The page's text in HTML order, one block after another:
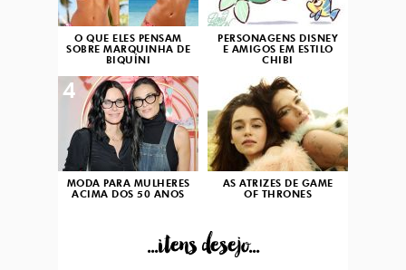
O QUE ELES PENSAM
SOBRE MARQUINHA DE
BIQUÍNI
PERSONAGENS DISNEY
E AMIGOS EM ESTILO
CHIBI
MODA PARA MULHERES
ACIMA DOS 50 ANOS
4
AS ATRIZES DE GAME
OF THRONES
...itens desejo...